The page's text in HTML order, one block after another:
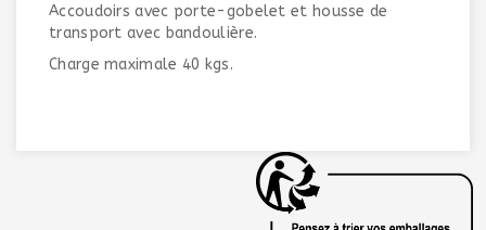
Accoudoirs avec porte-gobelet et housse de
transport avec bandoulière.
Charge maximale 40 kgs.